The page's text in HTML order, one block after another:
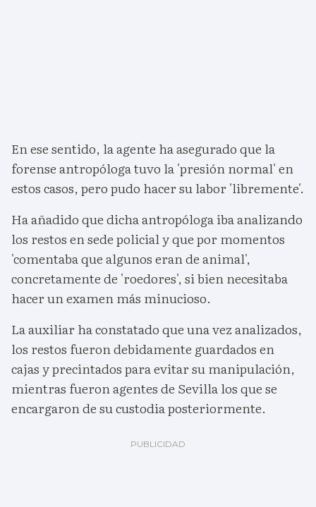
En ese sentido, la agente ha asegurado que la
forense antropóloga tuvo la 'presión normal' en
estos casos, pero pudo hacer su labor 'libremente'.
Ha añadido que dicha antropóloga iba analizando
los restos en sede policial y que por momentos
'comentaba que algunos eran de animal',
concretamente de 'roedores', si bien necesitaba
hacer un examen más minucioso.
La auxiliar ha constatado que una vez analizados,
los restos fueron debidamente guardados en
cajas y precintados para evitar su manipulación,
mientras fueron agentes de Sevilla los que se
encargaron de su custodia posteriormente.